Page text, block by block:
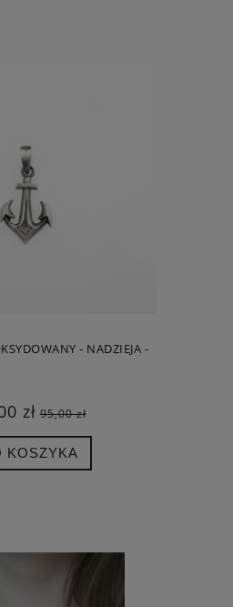
- NADZIEJA -
zł 95,00 zł
KOSZYKA